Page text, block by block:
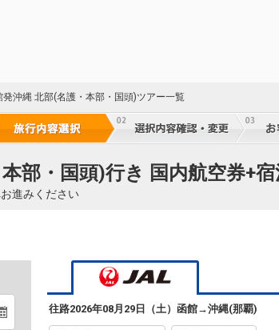
発沖縄 北部(名護・本部・国頭)ツアー一覧
部・国頭)行き 国内航空券+
進みください
往路2026年08月29日（土） 函館→沖縄(那覇)
584便
乗継便あり
函館
17:40
6